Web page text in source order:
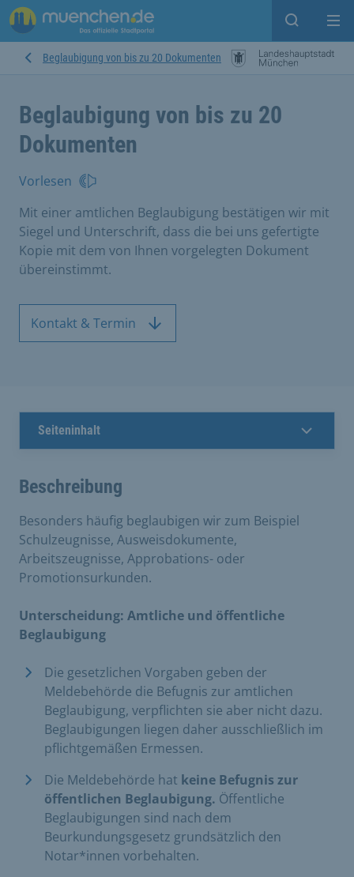
Suche
Beglaubigung von bis zu 20 Dokumenten
Beglaubigung von bis zu 20
Dokumenten
Vorlesen
Mit einer amtlichen Beglaubigung bestätigen wir mit
Siegel und Unterschrift, dass die bei uns gefertigte
Kopie mit dem von Ihnen vorgelegten Dokument
übereinstimmt.
Kontakt & Termin
Seiteninhalt
Beschreibung
Besonders häufig beglaubigen wir zum Beispiel
Schulzeugnisse, Ausweisdokumente,
Arbeitszeugnisse, Approbations- oder
Promotionsurkunden.
Unterscheidung: Amtliche und öffentliche
Beglaubigung
Die gesetzlichen Vorgaben geben der
Meldebehörde die Befugnis zur amtlichen
Beglaubigung, verpflichten sie aber nicht dazu.
Beglaubigungen liegen daher ausschließlich im
pflichtgemäßen Ermessen.
Die Meldebehörde hat keine Befugnis zur
öffentlichen Beglaubigung. Öffentliche
Beglaubigungen sind nach dem
Beurkundungsgesetz grundsätzlich den
Notar*innen vorbehalten.